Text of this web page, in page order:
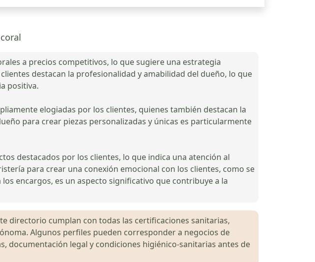
a precios competitivos, lo que sugiere una estrategia
destacan la profesionalidad y amabilidad del dueño, lo que
positiva.
elogiadas por los clientes, quienes también destacan la
para crear piezas personalizadas y únicas es particularmente
destacados por los clientes, lo que indica una atención al
para crear una conexión emocional con los clientes, como se
encargos, es un aspecto significativo que contribuye a la
directorio cumplan con todas las certificaciones sanitarias,
Algunos perfiles pueden corresponder a negocios de
documentación legal y condiciones higiénico-sanitarias antes de